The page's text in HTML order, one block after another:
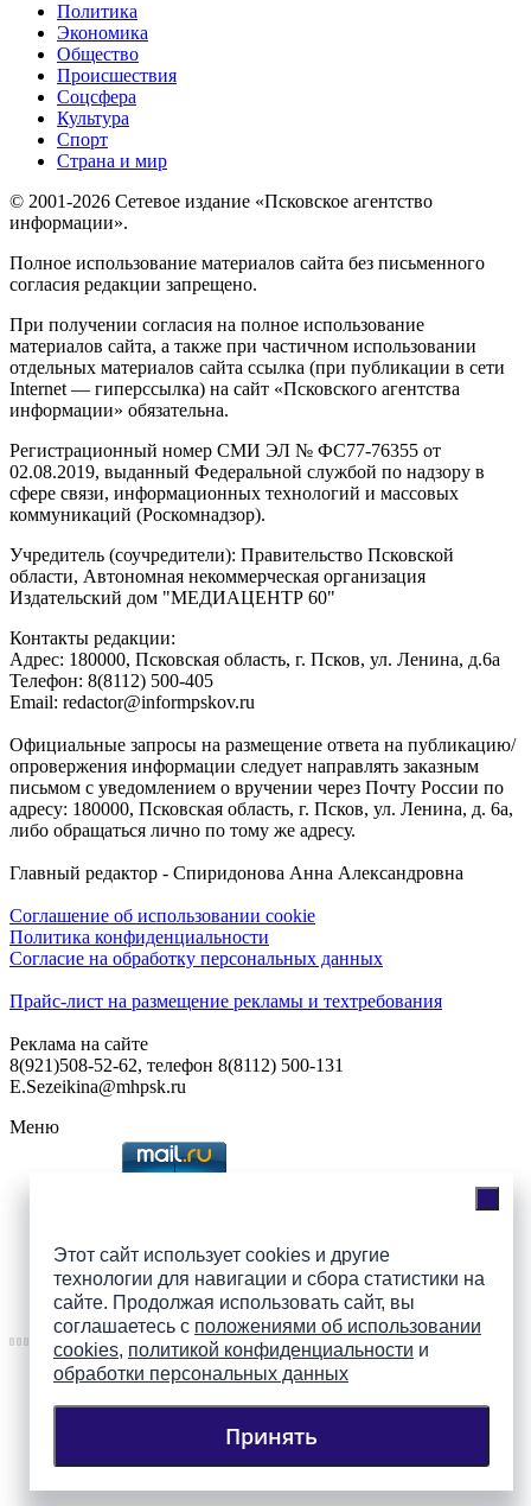
Этот сайт использует cookies и другие
технологии для навигации и сбора статистики на
сайте. Продолжая использовать сайт, вы
соглашаетесь с положениями об использовании
cookies, политикой конфиденциальности и
обработки персональных данных
Принять
Политика
Экономика
Общество
Происшествия
Соцсфера
Культура
Спорт
Страна и мир
© 2001-2026 Сетевое издание «Псковское агентство
информации».
Полное использование материалов сайта без письменного
согласия редакции запрещено.
При получении согласия на полное использование
материалов сайта, а также при частичном использовании
отдельных материалов сайта ссылка (при публикации в сети
Internet — гиперссылка) на сайт «Псковского агентства
информации» обязательна.
Регистрационный номер СМИ ЭЛ № ФС77-76355 от
02.08.2019, выданный Федеральной службой по надзору в
сфере связи, информационных технологий и массовых
коммуникаций (Роскомнадзор).
Учредитель (соучредители): Правительство Псковской
области, Автономная некоммерческая организация
Издательский дом "МЕДИАЦЕНТР 60"
Контакты редакции:
Адреc: 180000, Псковская область, г. Псков, ул. Ленина, д.6а
Телефон: 8(8112) 500-405
Email: redactor@informpskov.ru
Официальные запросы на размещение ответа на публикацию/
опровержения информации следует направлять заказным
письмом с уведомлением о вручении через Почту России по
адресу: 180000, Псковская область, г. Псков, ул. Ленина, д. 6а,
либо обращаться лично по тому же адресу.
Главный редактор - Спиридонова Анна Александровна
Соглашение об использовании cookie
Политика конфиденциальности
Согласие на обработку персональных данных
Прайс-лист на размещение рекламы и техтребования
Реклама на сайте
8(921)508-52-62, телефон 8(8112) 500-131
E.Sezeikina@mhpsk.ru
Меню
Подпишись на группы
ПАИ в соцсетях!